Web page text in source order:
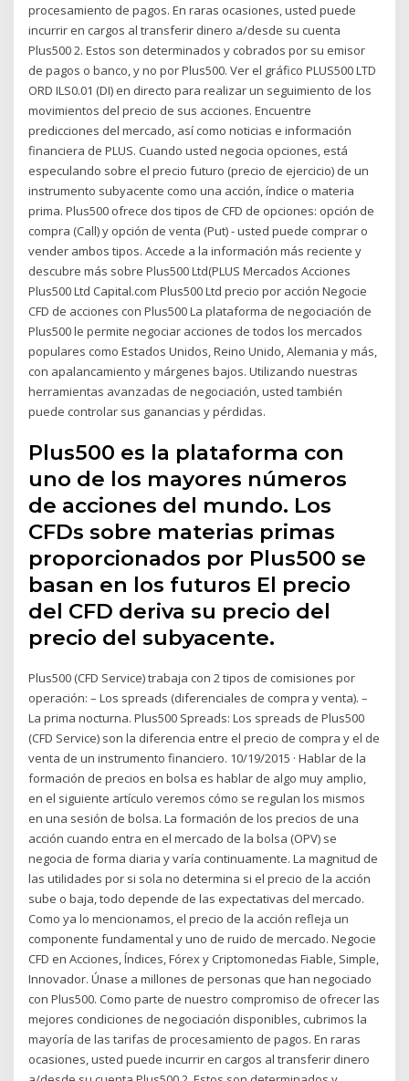
procesamiento de pagos. En raras ocasiones, usted puede
incurrir en cargos al transferir dinero a/desde su cuenta
Plus500 2. Estos son determinados y cobrados por su emisor
de pagos o banco, y no por Plus500. Ver el gráfico PLUS500 LTD
ORD ILS0.01 (DI) en directo para realizar un seguimiento de los
movimientos del precio de sus acciones. Encuentre
predicciones del mercado, así como noticias e información
financiera de PLUS. Cuando usted negocia opciones, está
especulando sobre el precio futuro (precio de ejercicio) de un
instrumento subyacente como una acción, índice o materia
prima. Plus500 ofrece dos tipos de CFD de opciones: opción de
compra (Call) y opción de venta (Put) - usted puede comprar o
vender ambos tipos. Accede a la información más reciente y
descubre más sobre Plus500 Ltd(PLUS Mercados Acciones
Plus500 Ltd Capital.com Plus500 Ltd precio por acción Negocie
CFD de acciones con Plus500 La plataforma de negociación de
Plus500 le permite negociar acciones de todos los mercados
populares como Estados Unidos, Reino Unido, Alemania y más,
con apalancamiento y márgenes bajos. Utilizando nuestras
herramientas avanzadas de negociación, usted también
puede controlar sus ganancias y pérdidas.
Plus500 es la plataforma con
uno de los mayores números
de acciones del mundo. Los
CFDs sobre materias primas
proporcionados por Plus500 se
basan en los futuros El precio
del CFD deriva su precio del
precio del subyacente.
Plus500 (CFD Service) trabaja con 2 tipos de comisiones por
operación: – Los spreads (diferenciales de compra y venta). –
La prima nocturna. Plus500 Spreads: Los spreads de Plus500
(CFD Service) son la diferencia entre el precio de compra y el de
venta de un instrumento financiero. 10/19/2015 · Hablar de la
formación de precios en bolsa es hablar de algo muy amplio,
en el siguiente artículo veremos cómo se regulan los mismos
en una sesión de bolsa. La formación de los precios de una
acción cuando entra en el mercado de la bolsa (OPV) se
negocia de forma diaria y varía continuamente. La magnitud de
las utilidades por si sola no determina si el precio de la acción
sube o baja, todo depende de las expectativas del mercado.
Como ya lo mencionamos, el precio de la acción refleja un
componente fundamental y uno de ruido de mercado. Negocie
CFD en Acciones, Índices, Fórex y Criptomonedas Fiable, Simple,
Innovador. Únase a millones de personas que han negociado
con Plus500. Como parte de nuestro compromiso de ofrecer las
mejores condiciones de negociación disponibles, cubrimos la
mayoría de las tarifas de procesamiento de pagos. En raras
ocasiones, usted puede incurrir en cargos al transferir dinero